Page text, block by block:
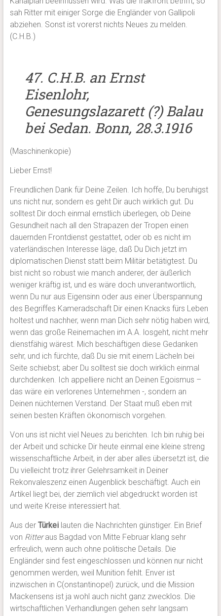
sah Ritter mit einiger Sorge die Engländer von Gallipoli
abziehen. Sonst ist vorerst nichts Neues zu melden.
(C.H.B.)
47. C.H.B. an Ernst
Eisenlohr,
Genesungslazarett (?) Balau
bei Sedan. Bonn, 28.3.1916
(Maschinenkopie)
Lieber Ernst!
Freundlichen Dank für Deine Zeilen. Ich hoffe, Du beruhigst
uns nicht nur, sondern es geht Dir auch wirklich gut. Du
solltest Dir doch einmal ernstlich überlegen, ob Deine
Gesundheit nach all den Strapazen der Tropen einen
dauernden Frontdienst gestattet, oder ob es nicht im
vaterländischen Interesse läge, daß Du Dich jetzt im
diplomatischen Dienst statt beim Militär betätigtest. Du
bist nicht so robust wie manch anderer, der äußerlich
weniger kräftig ist, und es wäre doch unverantwortlich,
wenn Du nur aus Eigensinn oder aus einer Überspannung
des Begriffes Kameradschaft Dir einen Knacks fürs Leben
holtest und nachher, wenn man Dich sehr nötig haben wird,
wenn das große Reinemachen im A.A. losgeht, nicht mehr
dienstfähig wärest. Mich beschäftigen diese Gedanken
sehr, und ich fürchte, daß Du sie mit einem Lächeln bei
Seite schiebst; aber Du solltest sie doch wirklich einmal
durchdenken. Ich appelliere nicht an Deinen Egoismus –
das wäre ein verlorenes Unternehmen -, sondern an
Deinen nüchternen Verstand. Der Staat muß eben mit
seinen besten Kräften ökonomisch vorgehen.
Von uns ist nicht viel Neues zu berichten. Ich bin ruhig bei
der Arbeit und schicke Dir heute einmal eine kleine streng
wissenschaftliche Arbeit, in der aber alles übersetzt ist, die
Du vielleicht trotz ihrer Gelehrsamkeit in Deiner
Rekonvaleszenz einen Augenblick beschäftigt. Auch ein
Artikel liegt bei, der ziemlich viel abgedruckt worden ist
und weite Kreise interessiert hat.
Aus der Türkeilauten die Nachrichten günstiger. Ein Brief
von Ritteraus Bagdad von Mitte Februar klang sehr
erfreulich, wenn auch ohne politische Details. Die
Engländer sind fest eingeschlossen und können nur nicht
genommen werden, weil Munition fehlt. Enver ist
inzwischen in C(onstantinopel) zurück, und die Mission
Mackensens ist ja wohl auch nicht ganz zwecklos. Die
wirtschaftlichen Verhandlungen gehen sehr langsam